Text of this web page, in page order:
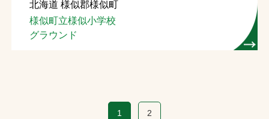
北海道 様似郡様似町
様似町立様似小学校
グラウンド
1 2